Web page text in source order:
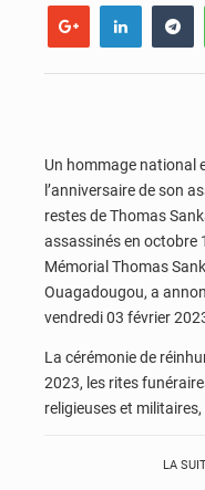
Un hommage national
l’anniversaire de son
restes de Thomas
assassinés en octobre
Mémorial Thomas
Ouagadougou, a
vendredi 03 février
La cérémonie de
2023, les rites
religieuses et
LA